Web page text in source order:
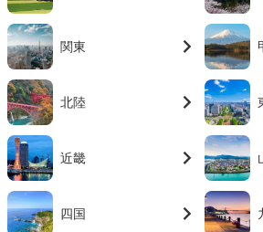
関東
北陸
近畿
四国